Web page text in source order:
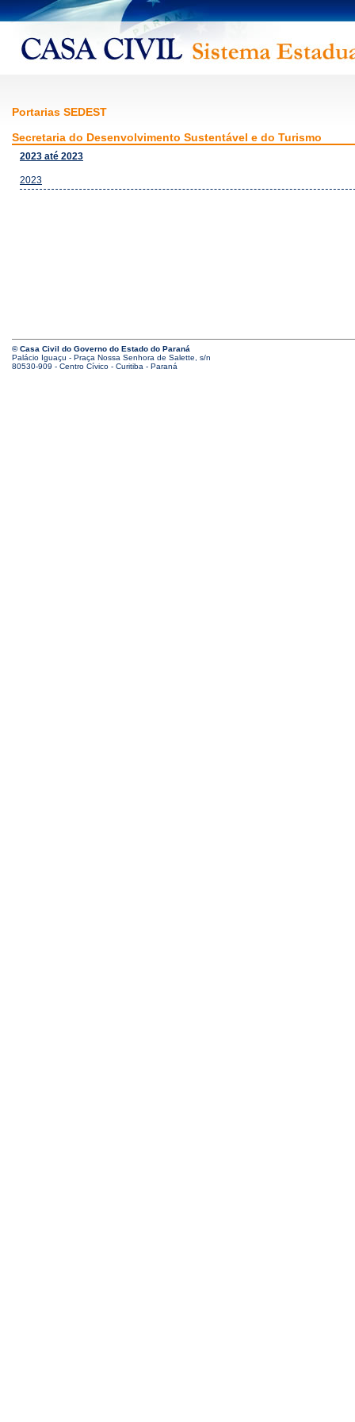
Portarias SEDEST
Secretaria do Desenvolvimento Sustentável e do Turismo
2023 até 2023
2023
© Casa Civil do Governo do Estado do Paraná
Palácio Iguaçu - Praça Nossa Senhora de Salette, s/n
80530-909 - Centro Cívico - Curitiba - Paraná